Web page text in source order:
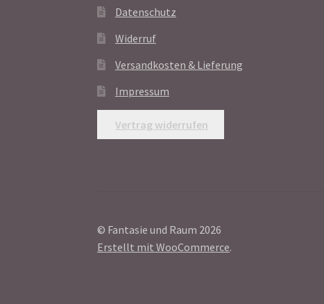
Datenschutz
Widerruf
Versandkosten & Lieferung
Impressum
Vertrag widerrufen
© Fantasie und Raum 2026
Erstellt mit WooCommerce.